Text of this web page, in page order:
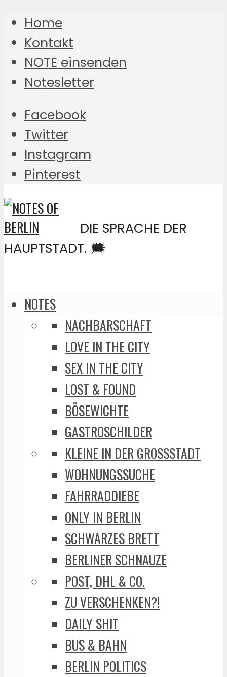
Home
Kontakt
NOTE einsenden
Notesletter
Facebook
Twitter
Instagram
Pinterest
DIE SPRACHE DER
HAUPTSTADT. 🗯️
NOTES
NACHBARSCHAFT
LOVE IN THE CITY
SEX IN THE CITY
LOST & FOUND
BÖSEWICHTE
GASTROSCHILDER
KLEINE IN DER GROSSSTADT
WOHNUNGSSUCHE
FAHRRADDIEBE
ONLY IN BERLIN
SCHWARZES BRETT
BERLINER SCHNAUZE
POST, DHL & CO.
ZU VERSCHENKEN?!
DAILY SHIT
BUS & BAHN
BERLIN POLITICS